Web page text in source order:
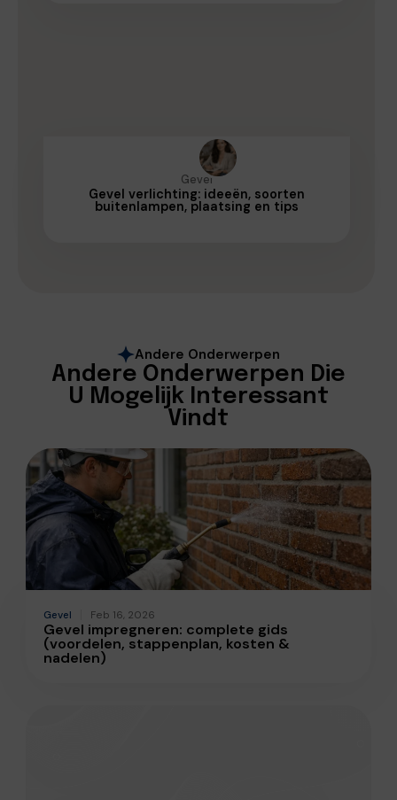
Gevel
Gevel verlichting: ideeën, soorten
buitenlampen, plaatsing en tips
Andere Onderwerpen
Andere Onderwerpen Die
U Mogelijk Interessant
Vindt
Gevel Feb 16, 2026
Gevel impregneren: complete gids
(voordelen, stappenplan, kosten &
nadelen)